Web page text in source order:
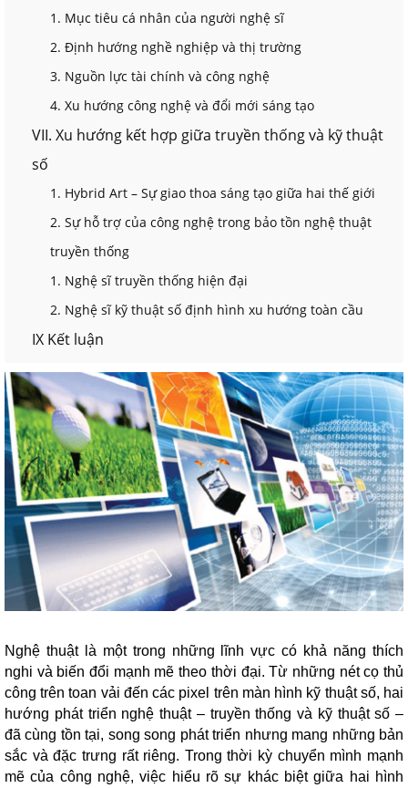
1. Mục tiêu cá nhân của người nghệ sĩ
2. Định hướng nghề nghiệp và thị trường
3. Nguồn lực tài chính và công nghệ
4. Xu hướng công nghệ và đổi mới sáng tạo
VII. Xu hướng kết hợp giữa truyền thống và kỹ thuật
số
1. Hybrid Art – Sự giao thoa sáng tạo giữa hai thế giới
2. Sự hỗ trợ của công nghệ trong bảo tồn nghệ thuật
truyền thống
1. Nghệ sĩ truyền thống hiện đại
2. Nghệ sĩ kỹ thuật số định hình xu hướng toàn cầu
IX Kết luận
Nghệ thuật là một trong những lĩnh vực có khả năng thích
nghi và biến đổi mạnh mẽ theo thời đại. Từ những nét cọ thủ
công trên toan vải đến các pixel trên màn hình kỹ thuật số, hai
hướng phát triển nghệ thuật – truyền thống và kỹ thuật số –
đã cùng tồn tại, song song phát triển nhưng mang những bản
sắc và đặc trưng rất riêng. Trong thời kỳ chuyển mình mạnh
mẽ của công nghệ, việc hiểu rõ sự khác biệt giữa hai hình